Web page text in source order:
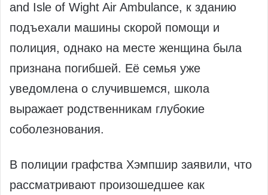
and Isle of Wight Air Ambulance, к зданию
подъехали машины скорой помощи и
полиция, однако на месте женщина была
признана погибшей. Её семья уже
уведомлена о случившемся, школа
выражает родственникам глубокие
соболезнования.
В полиции графства Хэмпшир заявили, что
рассматривают произошедшее как